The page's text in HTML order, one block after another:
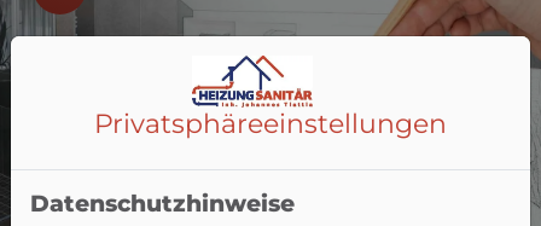
Privatsphäre­einstellungen
Datenschutzhinweise